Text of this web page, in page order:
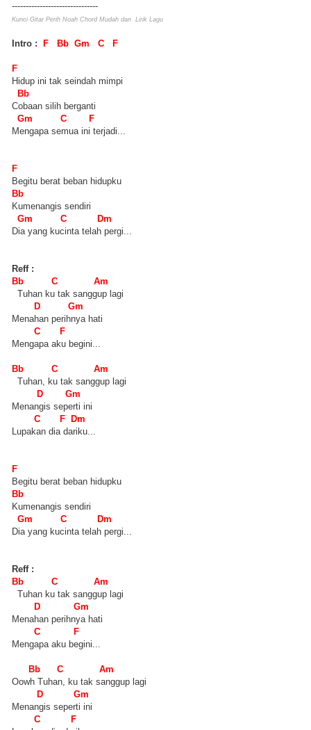
-------------------------------
Kunci Gitar Perih Noah Chord Mudah dan Lirik Lagu
Intro : F Bb Gm C F
F
Hidup ini tak seindah mimpi
Bb
Cobaan silih berganti
Gm C F
Mengapa semua ini terjadi...
F
Begitu berat beban hidupku
Bb
Kumenangis sendiri
Gm C Dm
Dia yang kucinta telah pergi...
Reff :
Bb C Am
Tuhan ku tak sanggup lagi
D Gm
Menahan perihnya hati
C F
Mengapa aku begini...
Bb C Am
Tuhan, ku tak sanggup lagi
D Gm
Menangis seperti ini
C F Dm
Lupakan dia dariku...
F
Begitu berat beban hidupku
Bb
Kumenangis sendiri
Gm C Dm
Dia yang kucinta telah pergi...
Reff :
Bb C Am
Tuhan ku tak sanggup lagi
D Gm
Menahan perihnya hati
C F
Mengapa aku begini...
Bb C Am
Oowh Tuhan, ku tak sanggup lagi
D Gm
Menangis seperti ini
C F